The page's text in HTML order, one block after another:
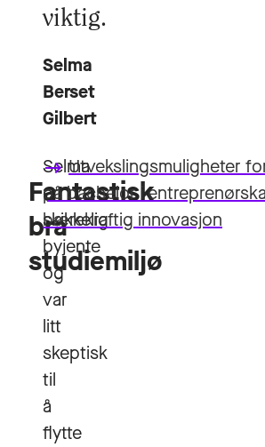
viktig.
Selma
Berset
Gilbert
Fantastisk
bra
studiemiljø
Selma
er
skikkelig
byjente
og
var
litt
skeptisk
til
å
flytte
keyboard_backspace Utvekslingsmuligheter
på bachelor i
bærekraftig innovasjon